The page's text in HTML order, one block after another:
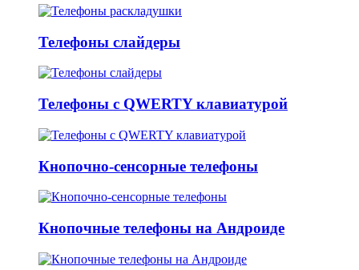
Телефоны слайдеры
Телефоны с QWERTY клавиатурой
Кнопочно-сенсорные телефоны
Кнопочные телефоны на Андроиде